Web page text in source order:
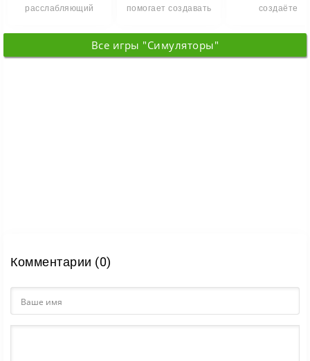
расслабляющий
интерьеров,
помогает создавать
функциональные
создаёте
мечты. Вы
Все игры "Симуляторы"
Комментарии (0)